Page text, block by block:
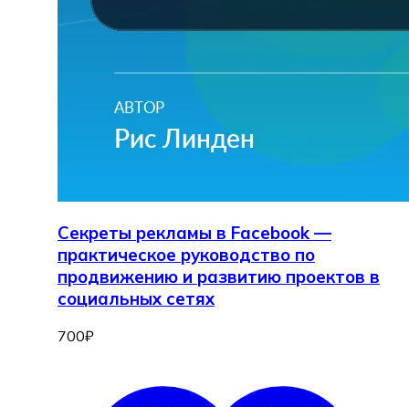
Секреты рекламы в Facebook —
практическое руководство по
продвижению и развитию проектов в
социальных сетях
700₽